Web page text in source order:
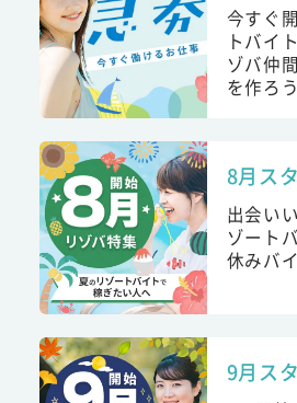
今すぐ
トバイ
ゾバ仲
を作ろ
8月ス
出会い
ゾート
休みバ
9月ス